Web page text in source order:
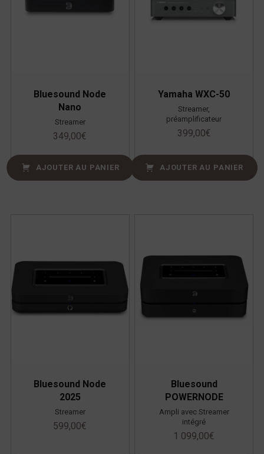
Bluesound Node
Nano
Streamer
349,00€
AJOUTER AU PANIER
Yamaha WXC-50
Streamer,
préamplificateur
399,00€
AJOUTER AU PANIER
Bluesound Node
2025
Streamer
599,00€
Bluesound
POWERNODE
Ampli avec Streamer
intégré
1 099,00€